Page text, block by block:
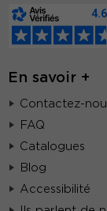
En savoir +
Contactez-
FAQ
Catalogues
Blog
Accessibilité